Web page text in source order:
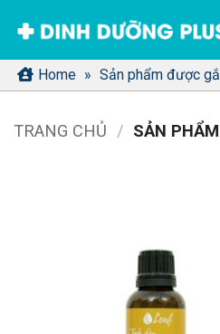
qua
nội
dung Home » Sản phẩm được
TRANG CHỦ / SẢN